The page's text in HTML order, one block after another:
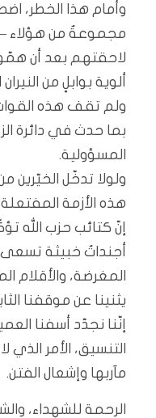
وأمام هذا الخطر،
مجموعةٌ من هؤلاء –
لاحقتهم بعد أن
ألوية بوابلٍ من
ولم تقف هذه القوات
بما حدث في دائرة
المسؤولية.
ولولا تدخّل الخيّرين
هذه الأزمة المفتعلة
إنّ كتائب حزب الله
أجنداتٌ خبيثة تسعى
المغرضة، والأقلام
يثنينا عن موقفنا
إنّنا نجدّد أسفنا
التنسيق، الأمر
مآربها وإشعال الفتن.
الرحمة للشهداء،